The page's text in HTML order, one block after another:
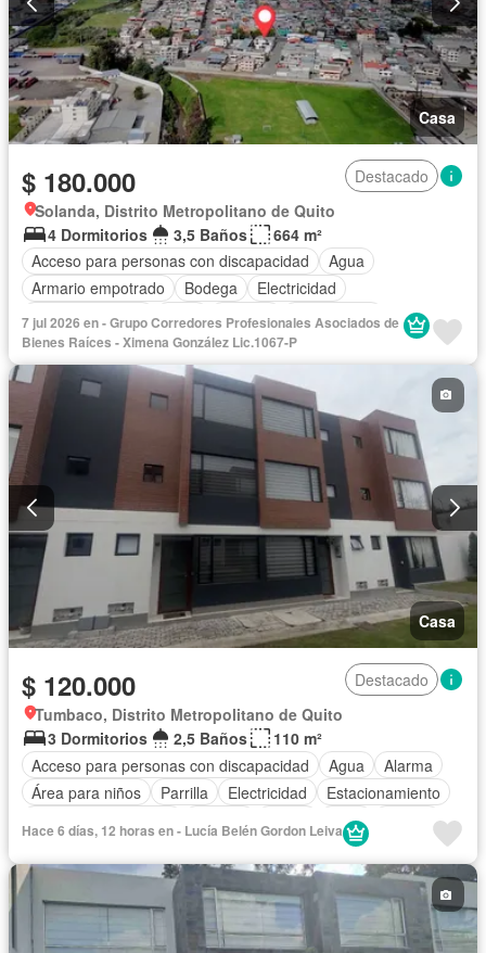
Casa
$ 180.000
Destacado
Solanda, Distrito Metropolitano de Quito
4 Dormitorios
3,5 Baños
664 m²
Acceso para personas con discapacidad
Agua
Armario empotrado
Bodega
Electricidad
Estacionamiento
Patio Terraza Sin amoblar
7 jul 2026 en - Grupo Corredores Profesionales Asociados de
Bienes Raíces - Ximena González Lic.1067-P
Casa
$ 120.000
Destacado
Tumbaco, Distrito Metropolitano de Quito
3 Dormitorios
2,5 Baños
110 m²
Acceso para personas con discapacidad
Agua
Alarma
Área para niños
Parrilla Electricidad
Estacionamiento
Patio
Hace 6 días, 12 horas en - Lucía Belén Gordon Leiva